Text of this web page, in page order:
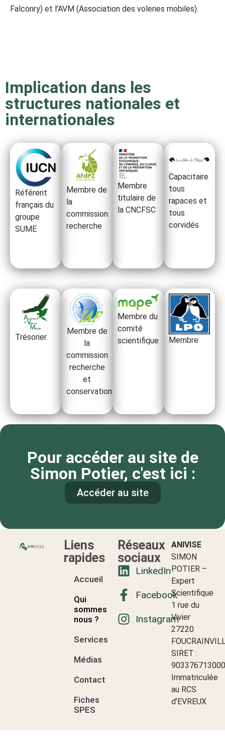
Falconry) et l’AVM (Association des voleries mobiles).
Implication dans les
structures nationales et
internationales
Référent
français du
groupe
SUME
Membre de
la
commission
recherche
Membre
titulaire de
la CNCFSC
Capacitaire
tous
rapaces et
tous
corvidés
Trésorier
Membre de
la
commission
recherche
et
conservation
Membre du
comité
scientifique
Membre
Pour accéder au site de
Simon Potier, c'est ici :
Accéder au site
Liens
rapides
Accueil
Qui
sommes-
nous ?
Services
Médias
Contact
Fiches
SPES
Réseaux
sociaux
LinkedIn
Facebook
Instagram
ANIVISE
SIMON
POTIER –
Expert
Scientifique
1 rue du
Vivier
27220
SIRET :
Immatriculée
au RCS
d’EVREUX